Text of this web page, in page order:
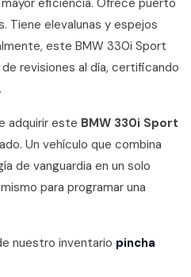
Tiene elevalunas y espejos
este BMW 330i Sport
revisiones al día, certificando
adquirir este BMW 330i Sport
Un vehículo que combina
de vanguardia en un solo
para programar una
nuestro inventario pincha